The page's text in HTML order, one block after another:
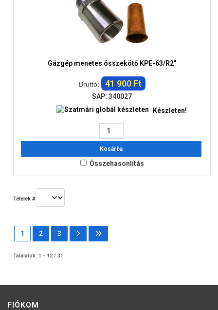
Gázgép menetes összekötő KPE-63/R2"
Bruttó: 41 900 Ft
SAP: 340027
Készleten!
Kosárba
Összehasonlítás
Tételek #
1 2 3
Találatok: 1 - 12 / 31
FIÓKOM